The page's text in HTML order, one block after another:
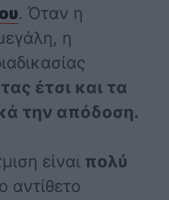
. Όταν η
η
έτσι και τα
την απόδοση.
είναι πολύ
αντίθετο